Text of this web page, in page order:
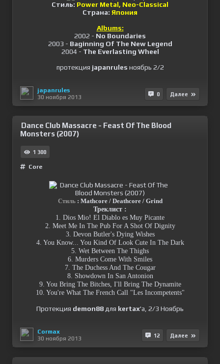
Стиль: Power Metal, Neo-Classical
Страна: Япония
Albums:
2002 - No Boundaries
2003 - Baginning Of The New Legend
2004 - The Everlasting Wheel
протекция japanrules ноябрь 2/2
japanrules
30 ноября 2013
0 Далее
Dance Club Massacre - Feast Of The Blood
Monsters (2007)
1 300
Сore
Стиль: Mathcore / Deathcore / Grind
Треклист :
1. Dios Mio! El Diablo es Muy Picante
2. Meet Me In The Pub For A Shot Of Dignity
3. Devon Butler's Dying Wishes
4. You Know... You Kind Of Look Cute In The Dark
5. Wet Between The Thighs
6. Murders Come With Smiles
7. The Duchess And The Cougar
8. Showdown In San Antonion
9. You Bring The Bitches, I'll Bring The Dynamite
10. You're What The French Call "Les Incompetents"
Протекция demon88 для kertax'a, 2/3 Ноябрь
Cormax
30 ноября 2013
12 Далее